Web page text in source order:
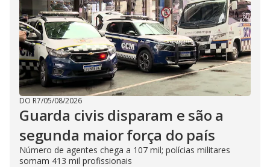
DO R7/05/08/2026
Guarda civis disparam e são a
segunda maior força do país
Número de agentes chega a 107 mil; polícias militares
somam 413 mil profissionais